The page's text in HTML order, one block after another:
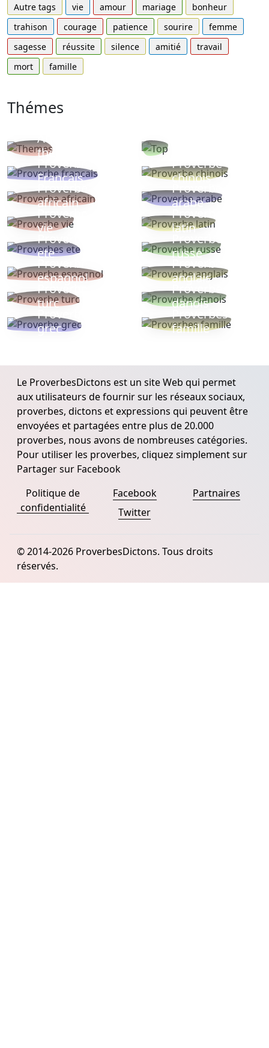
Autre tags vie amour mariage
bonheur
trahison
courage patience sourire
femme
sagesse
réussite silence amitié
travail
mort
famille
Thémes
Autres
thèmes
Proverbe
Français
Proverbe
chinois
Proverbe
africain
Proverbe
arabe
Proverbe
vie
Proverbe
latin
Proverbes
ete
Proverbe
russe
Proverbe
espagnol
Proverbe
anglais
Proverbe
turc
Proverbe
danois
Proverbe
grec
Proverbes
famille
Le ProverbesDictons est un site Web qui permet
aux utilisateurs de fournir sur les réseaux sociaux,
proverbes, dictons et expressions qui peuvent être
envoyées et partagées entre plus de 20.000
proverbes, nous avons de nombreuses catégories.
Pour utiliser les proverbes, cliquez simplement sur
Partager sur Facebook
Politique de
confidentialité
Facebook
Twitter
Partnaires
© 2014-2026 ProverbesDictons. Tous droits
réservés.